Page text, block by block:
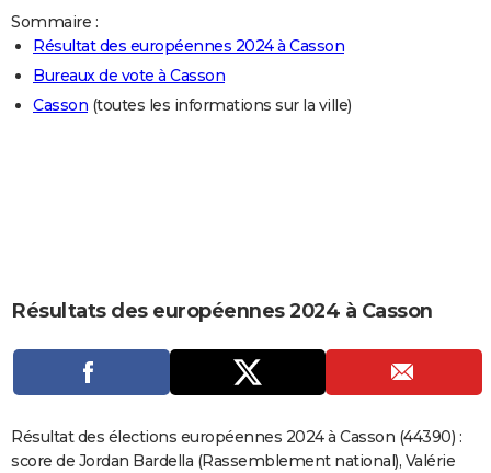
Guides de France
Escapades
Patrimoine
Expositions
Musées
Week-end nature
LIFESTYLE
Art de vivre
Bien-être
Loisirs
Mode
Modes de vie
CARTE DE VOEUX
Carte de Noël
Carte Bonne année
Carte Saint-Valentin
Carte Pâques
Carte d'anniversaire
DICTIONNAIRE
Dictionnaire
Biographies
Citations
Expressions
Proverbes
PROGRAMME TV
COPAINS D'AVANT
Sommaire :
Résultat des européennes 2024 à Casson
Bureaux de vote à Casson
Casson (toutes les informations sur la ville)
Résultats des européennes 2024 à Casson
Résultat des élections européennes 2024 à Casson (44390) :
score de Jordan Bardella (Rassemblement national), Valérie